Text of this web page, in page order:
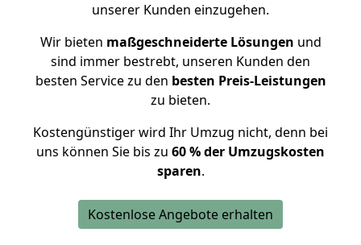
unserer Kunden einzugehen.
Wir bieten maßgeschneiderte Lösungen und
sind immer bestrebt, unseren Kunden den
besten Service zu den besten Preis-Leistungen
zu bieten.
Kostengünstiger wird Ihr Umzug nicht, denn bei
uns können Sie bis zu 60 % der Umzugskosten
sparen.
Kostenlose Angebote erhalten